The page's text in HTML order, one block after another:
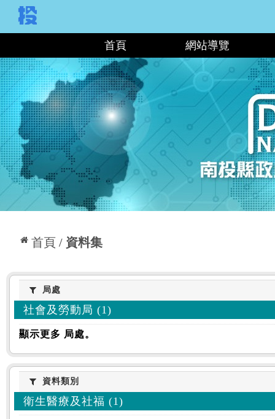
首頁 網站導覽
首頁 資料集
:::
局處局處
社會及勞動局 (1)
顯示更多 局處。
資料類別
資料類別
衛生醫療及社福 (1)